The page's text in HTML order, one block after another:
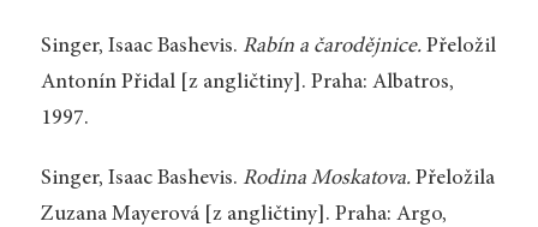
Singer, Isaac Bashevis. Rabín a čarodějnice. Přeložil
Antonín Přidal [z angličtiny]. Praha: Albatros,
1997.
Singer, Isaac Bashevis. Rodina Moskatova. Přeložila
Zuzana Mayerová [z angličtiny]. Praha: Argo,